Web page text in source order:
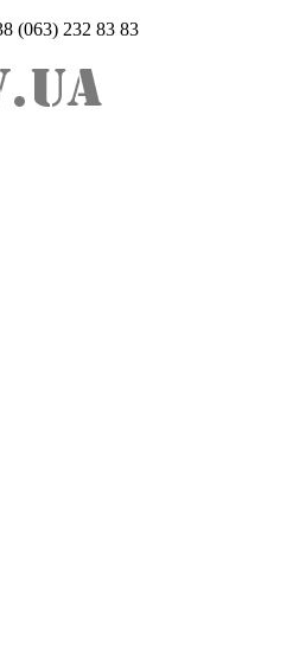
(063) 232 83 83